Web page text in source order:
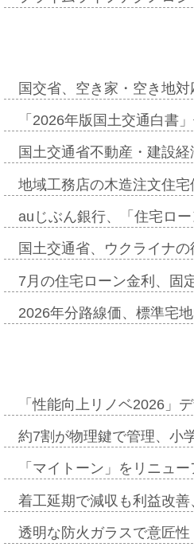
国交省、空き家・空き地
「2026年版国土交通白書
国土交通省不動産・建設
地域工務店の木造注文住
auじぶん銀行、「住宅ロ
国土交通省、ウクライナ
7月の住宅ローン金利、固
2026年分路線価、標準宅
「性能向上リノベ2026」
約7割が物理鍵で管理、小
「マイトーン」をリニュ
着工延期で減収も利益改
透明な防火ガラスで意匠